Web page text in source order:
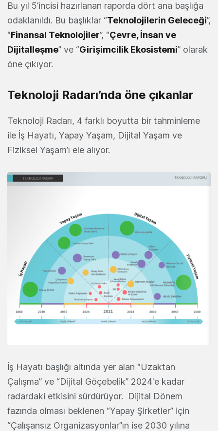
Bu yıl 5’incisi hazırlanan raporda dört ana başlığa
odaklanıldı. Bu başlıklar “Teknolojilerin Geleceği”,
“Finansal Teknolojiler”, “Çevre, İnsan ve
Dijitalleşme” ve “Girişimcilik Ekosistemi” olarak
öne çıkıyor.
Teknoloji Radarı’nda öne çıkanlar
Teknoloji Radarı, 4 farklı boyutta bir tahminleme
ile İş Hayatı, Yapay Yaşam, Dijital Yaşam ve
Fiziksel Yaşam’ı ele alıyor.
İş Hayatı başlığı altında yer alan “Uzaktan
Çalışma” ve “Dijital Göçebelik” 2024'e kadar
radardaki etkisini sürdürüyor. Dijital Dönem
fazında olması beklenen “Yapay Şirketler” için
“Çalışansız Organizasyonlar”ın ise 2030 yılına